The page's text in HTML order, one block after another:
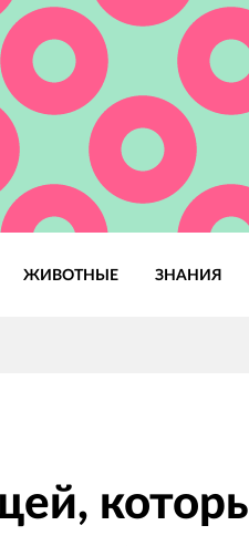
ЖИВОТНЫЕ ЗНАНИЯ